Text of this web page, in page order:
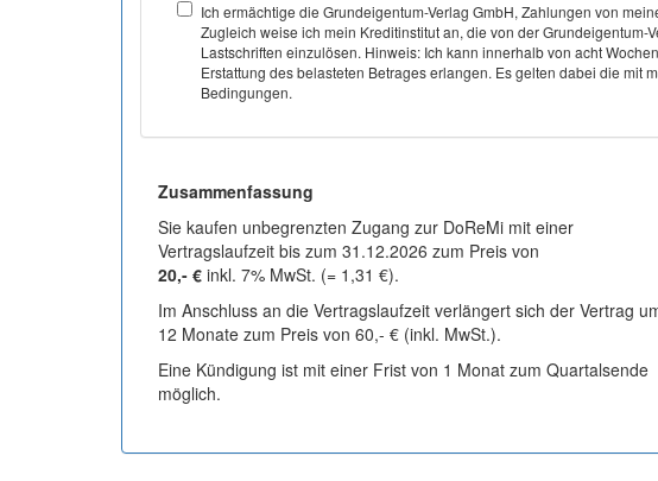
Ich ermächtige die Grundeigentum-Verlag GmbH, Zahlungen von
Zugleich weise ich mein Kreditinstitut an, die von der Grundeigentum-
Lastschriften einzulösen. Hinweis: Ich kann innerhalb von acht
Erstattung des belasteten Betrages erlangen. Es gelten dabei die mit
Bedingungen.
Zusammenfassung
Sie kaufen unbegrenzten Zugang zur DoReMi mit einer
Vertragslaufzeit bis zum 31.12.2026 zum Preis von
20,- € inkl. 7% MwSt. (= 1,31 €).
Im Anschluss an die Vertragslaufzeit verlängert sich der Vertrag
12 Monate zum Preis von 60,- € (inkl. MwSt.).
Eine Kündigung ist mit einer Frist von 1 Monat zum Quartalsende
möglich.